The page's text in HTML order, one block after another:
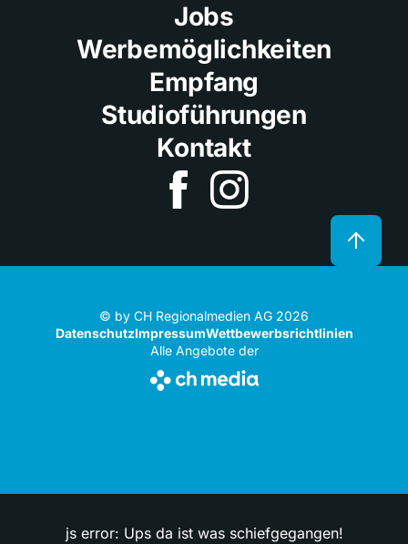
Jobs
Werbemöglichkeiten
Empfang
Studioführungen
Kontakt
© by CH Regionalmedien AG 2026
DatenschutzImpressumWettbewerbsrichtlinien
Alle Angebote der
js error: Ups da ist was schiefgegangen!